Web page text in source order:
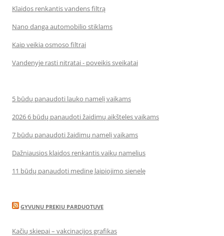
Klaidos renkantis vandens filtrą
Nano danga automobilio stiklams
Kaip veikia osmoso filtrai
Vandenyje rasti nitratai - poveikis sveikatai
5 būdų panaudoti lauko namelį vaikams
2026 6 būdų panaudoti žaidimų aikšteles vaikams
7 būdų panaudoti žaidimų namelį vaikams
Dažniausios klaidos renkantis vaikų namelius
11 būdų panaudoti medinę laipiojimo sienelę
GYVUNU PREKIU PARDUOTUVE
Kačių skiepai – vakcinacijos grafikas